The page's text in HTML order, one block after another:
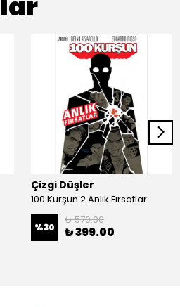
Çizgi Düşler
100 Kurşun 2 Anlık Fırsatlar
%30
₺ 570.00
₺ 399.00